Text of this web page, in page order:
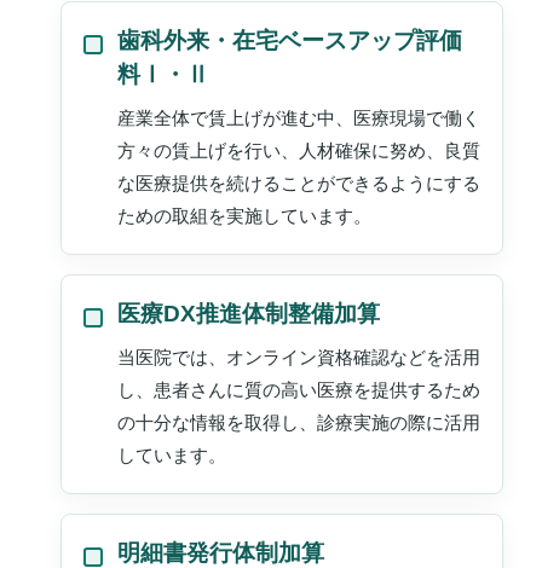
歯科外来・在宅ベースアップ評価
料Ⅰ・Ⅱ
産業全体で賃上げが進む中、医療現場で働く
方々の賃上げを行い、人材確保に努め、良質
な医療提供を続けることができるようにする
ための取組を実施しています。
医療DX推進体制整備加算
当医院では、オンライン資格確認などを活用
し、患者さんに質の高い医療を提供するため
の十分な情報を取得し、診療実施の際に活用
しています。
明細書発行体制加算